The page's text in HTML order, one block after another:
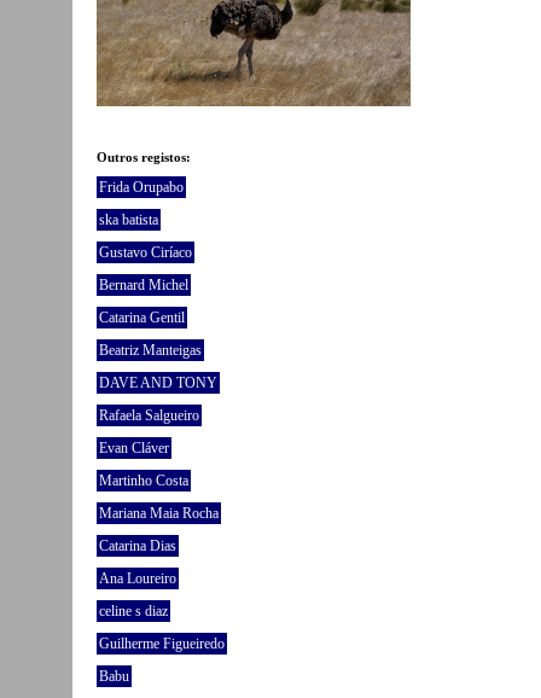
Outros registos:
Frida Orupabo
ska batista
Gustavo Ciríaco
Bernard Michel
Catarina Gentil
Beatriz Manteigas
DAVE AND TONY
Rafaela Salgueiro
Evan Cláver
Martinho Costa
Mariana Maia Rocha
Catarina Dias
Ana Loureiro
celine s diaz
Guilherme Figueiredo
Babu